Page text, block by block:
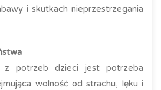
i skutkach nieprzestrzegania
potrzeb dzieci jest potrzeba
wolność od strachu, lęku i